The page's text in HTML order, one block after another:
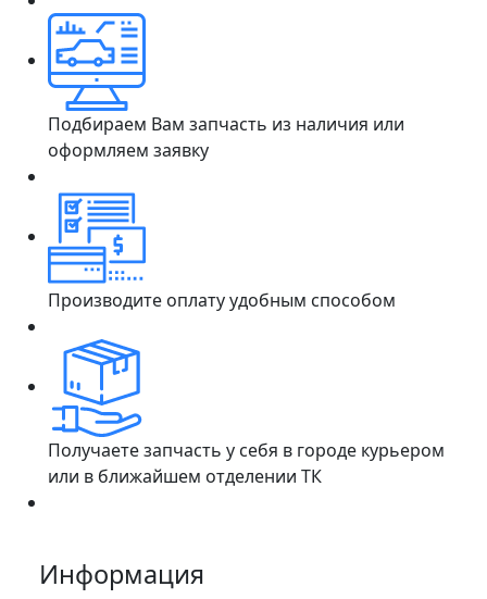
Подбираем Вам запчасть из наличия или
оформляем заявку
Производите оплату удобным способом
Получаете запчасть у себя в городе курьером
или в ближайшем отделении ТК
Информация